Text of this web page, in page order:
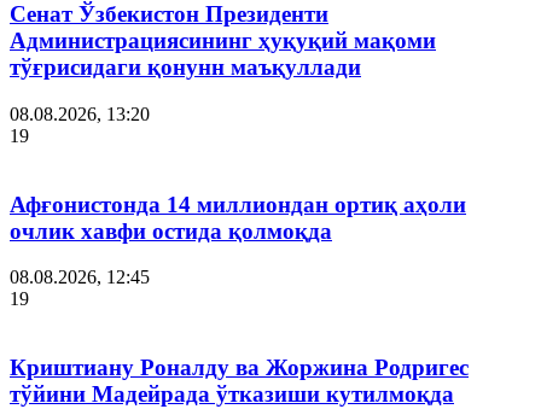
Сенат Ўзбекистон Президенти
Администрациясининг ҳуқуқий мақоми
тўғрисидаги қонунн маъқуллади
08.08.2026, 13:20
19
Афғонистонда 14 миллиондан ортиқ аҳоли
очлик хавфи остида қолмоқда
08.08.2026, 12:45
19
Криштиану Роналду ва Жоржина Родригес
тўйини Мадейрада ўтказиши кутилмоқда